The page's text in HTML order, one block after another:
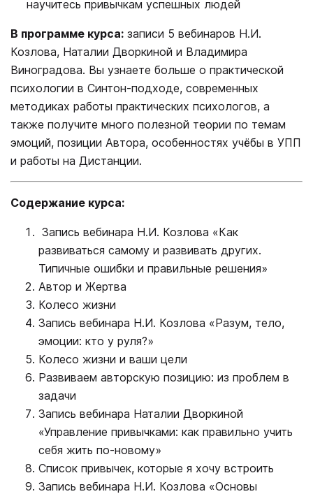
научитесь привычкам успешных людей
В программе курса: записи 5 вебинаров Н.И.
Козлова, Наталии Дворкиной и Владимира
Виноградова. Вы узнаете больше о практической
психологии в Синтон-подходе, современных
методиках работы практических психологов, а
также получите много полезной теории по темам
эмоций, позиции Автора, особенностях учёбы в УПП
и работы на Дистанции.
Содержание курса:
Запись вебинара Н.И. Козлова «Как
развиваться самому и развивать других.
Типичные ошибки и правильные решения»
Автор и Жертва
Колесо жизни
Запись вебинара Н.И. Козлова «Разум, тело,
эмоции: кто у руля?»
Колесо жизни и ваши цели
Развиваем авторскую позицию: из проблем в
задачи
Запись вебинара Наталии Дворкиной
«Управление привычками: как правильно учить
себя жить по-новому»
Список привычек, которые я хочу встроить
Запись вебинара Н.И. Козлова «Основы